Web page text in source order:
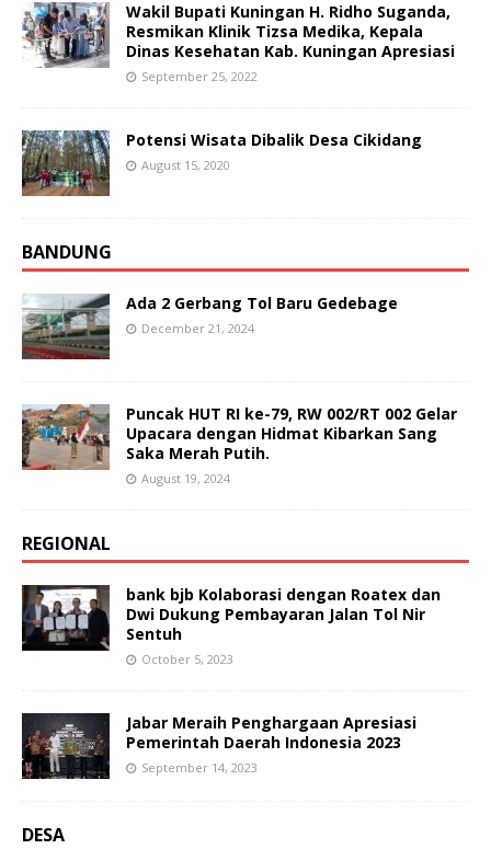
Wakil Bupati Kuningan H. Ridho Suganda,
Resmikan Klinik Tizsa Medika, Kepala
Dinas Kesehatan Kab. Kuningan Apresiasi
September 25, 2022
Potensi Wisata Dibalik Desa Cikidang
August 15, 2020
BANDUNG
Ada 2 Gerbang Tol Baru Gedebage
December 21, 2024
Puncak HUT RI ke-79, RW 002/RT 002 Gelar
Upacara dengan Hidmat Kibarkan Sang
Saka Merah Putih.
August 19, 2024
REGIONAL
bank bjb Kolaborasi dengan Roatex dan
Dwi Dukung Pembayaran Jalan Tol Nir
Sentuh
October 5, 2023
Jabar Meraih Penghargaan Apresiasi
Pemerintah Daerah Indonesia 2023
September 14, 2023
DESA